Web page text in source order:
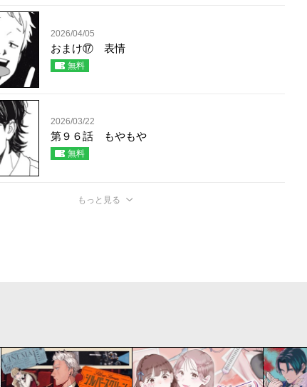
2026/04/05
おまけ⑰ 表情
無料
2026/03/22
第９６話 もやもや
無料
もっと見る